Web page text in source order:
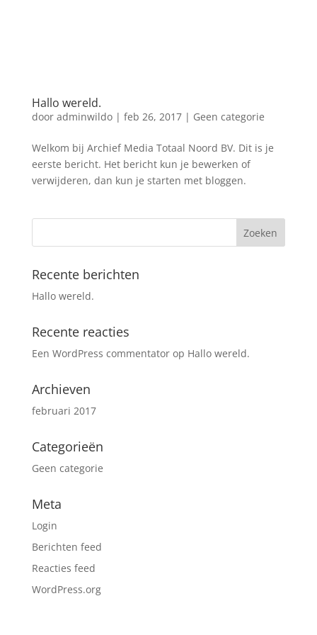
Hallo wereld.
door adminwildo| feb 26, 2017| Geen categorie
Welkom bij Archief Media Totaal Noord BV. Dit is je
eerste bericht. Het bericht kun je bewerken of
verwijderen, dan kun je starten met bloggen.
Recente berichten
Hallo wereld.
Recente reacties
Een WordPress commentatorop Hallo wereld.
Archieven
februari 2017
Categorieën
Geen categorie
Meta
Login
Berichten feed
Reacties feed
WordPress.org